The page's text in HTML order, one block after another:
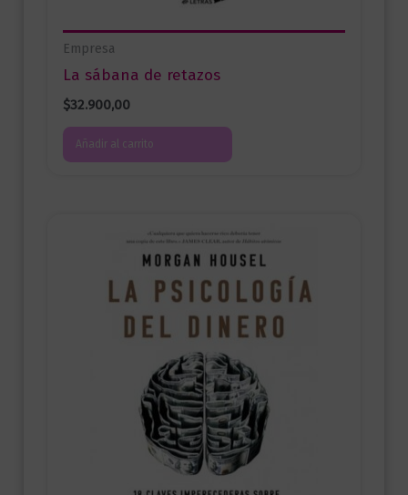
Empresa
La sábana de retazos
$32.900,00
Añadir al carrito